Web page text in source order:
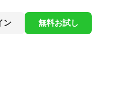
ン 無料お試し